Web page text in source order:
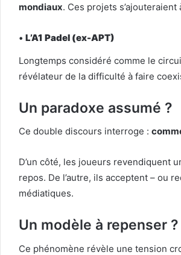
mondiaux. Ces projets
• L’A1 Padel (ex-APT)
Longtemps considéré comme le
révélateur de la difficulté à faire
Un paradoxe assumé ?
Ce double discours interroge :
D’un côté, les joueurs revendiquent
repos. De l’autre, ils acceptent – ou
médiatiques.
Un modèle à repenser ?
Ce phénomène révèle une tension